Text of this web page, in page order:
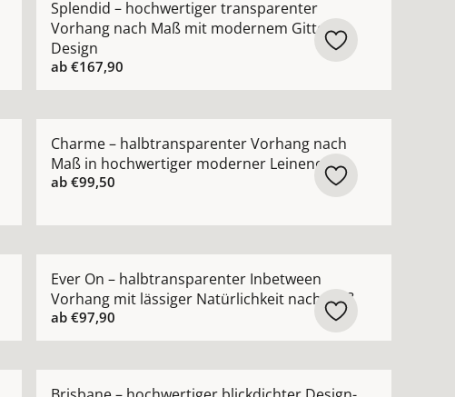
Splendid – hochwertiger transparenter
Vorhang nach Maß mit modernem Gitter-
Design
ab€167,90
Charme – halbtransparenter Vorhang nach
Maß in hochwertiger moderner Leinenoptik
ab€99,50
Ever On – halbtransparenter Inbetween
Vorhang mit lässiger Natürlichkeit nach Maß
ab€97,90